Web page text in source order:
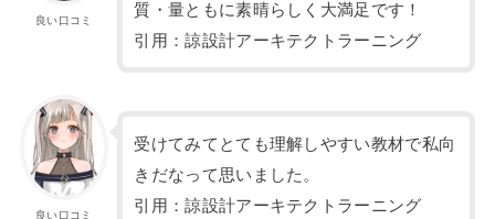
良い口コミ
質・量ともに素晴らしく大満足です！
引用：諒設計アーキテクトラーニング
良い口コミ
受けてみてとても理解しやすい教材で私向
きだなって思いました。
引用：諒設計アーキテクトラーニング